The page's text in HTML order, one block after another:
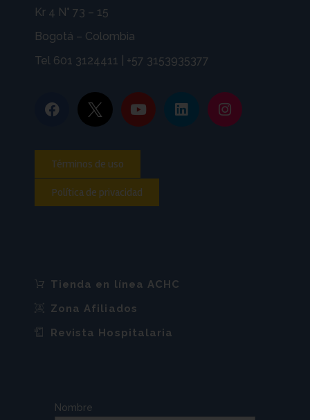
Kr 4 N° 73 – 15
Bogotá – Colombia
Tel 601 3124411 | +57 3153935377
Términos de uso
Política de privacidad
Tienda en línea ACHC
Zona Afiliados
Revista Hospitalaria
Nombre